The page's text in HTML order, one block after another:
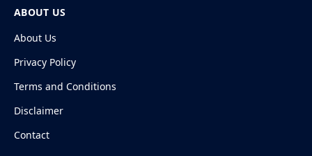
ABOUT US
About Us
Privacy Policy
Terms and Conditions
Disclaimer
Contact